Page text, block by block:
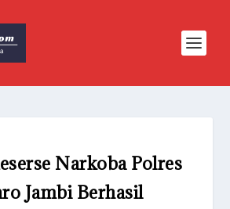
Narkoba Polres
Jambi Berhasil